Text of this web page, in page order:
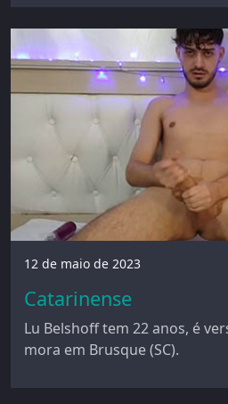
12 de maio de 2023
Catarinense
Lu Belshoff tem 22 anos, é
mora em Brusque (SC).